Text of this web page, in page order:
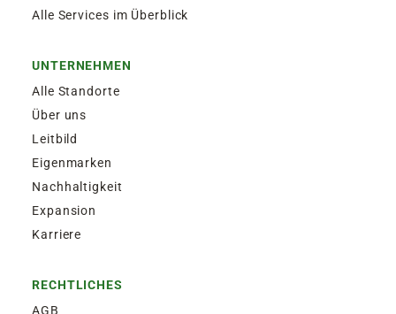
Alle Services im Überblick
UNTERNEHMEN
Alle Standorte
Über uns
Leitbild
Eigenmarken
Nachhaltigkeit
Expansion
Karriere
RECHTLICHES
AGB